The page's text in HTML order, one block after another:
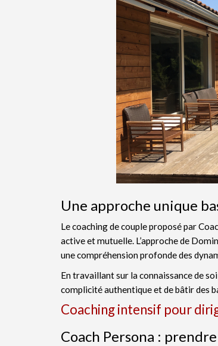
Une approche unique
Le coaching de couple proposé par
active et mutuelle. L’approche de
une compréhension profonde des
En travaillant sur la connaissance de
complicité authentique et de bâtir des
Coaching intensif pour
Coach Persona :